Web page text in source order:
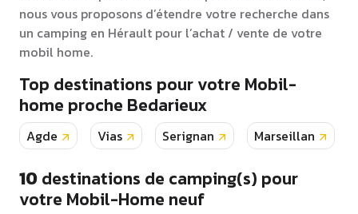
nous vous proposons d’étendre votre recherche dans
un camping en Hérault pour l’achat / vente de votre
mobil home.
Top destinations pour votre Mobil-
home proche Bedarieux
Agde Vias Serignan Marseillan
10destinations de camping(s) pour
votre Mobil-Home neuf